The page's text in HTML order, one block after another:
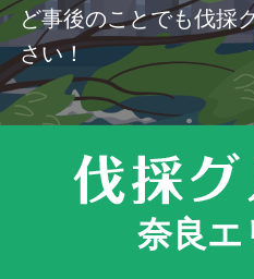
ど事後のことでも伐採
さい！
奈良